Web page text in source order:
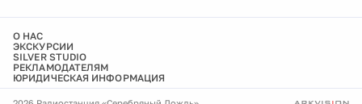
О НАС
ЭКСКУРСИИ
SILVER STUDIO
РЕКЛАМОДАТЕЛЯМ
ЮРИДИЧЕСКАЯ ИНФОРМАЦИЯ